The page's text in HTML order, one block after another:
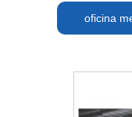
oficina